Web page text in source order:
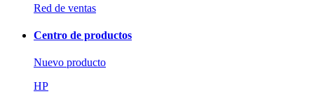
Red de ventas
Centro de productos
Nuevo producto
HP